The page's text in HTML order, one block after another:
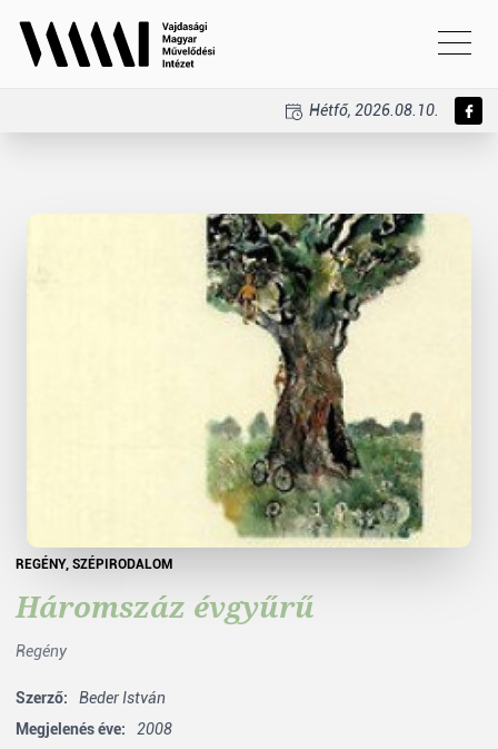
Hétfő, 2026.08.10.
REGÉNY, SZÉPIRODALOM
Háromszáz évgyűrű
Regény
Szerző:
Beder István
Megjelenés éve:
2008